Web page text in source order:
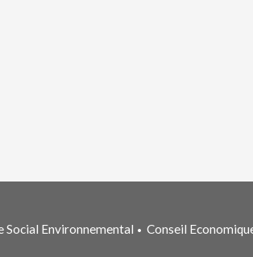
Social Environnemental • Conseil